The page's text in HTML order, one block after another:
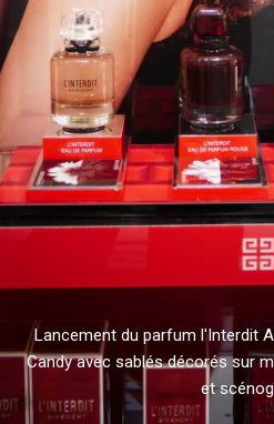
Lancement du parfum l'Interdit
Candy avec sablés décorés sur
et